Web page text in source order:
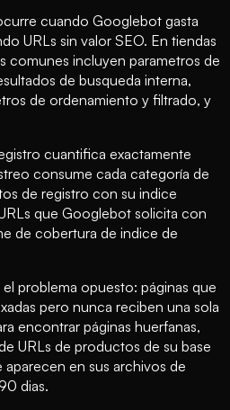
cuando Googlebot gasta
URLs sin valor SEO. En tiendas
comunes incluyen parametros de
de busqueda interna,
de ordenamiento y filtrado, y
cuantifica exactamente
consume cada categoría de
de registro con su indice
que Googlebot solicita con
de cobertura de indice de
problema opuesto: páginas que
pero nunca reciben una sola
encontrar páginas huerfanas,
URLs de productos de su base
en sus archivos de
dias.